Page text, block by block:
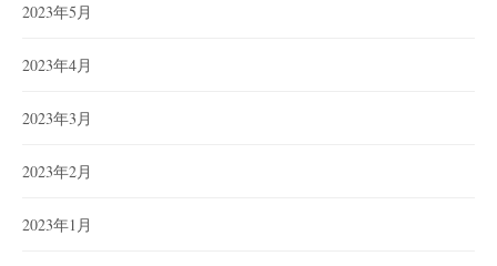
2023年5月
2023年4月
2023年3月
2023年2月
2023年1月